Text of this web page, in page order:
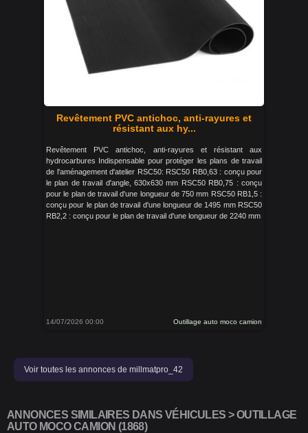
Revêtement PVC antichoc, anti-rayures et
résistant aux hy...
Revêtement PVC antichoc, anti-rayures et résistant aux
hydrocarbures Indispensable pour protéger les plans de travail
de l'aménagement d'atelier RSC50: RSC50 RB0,63 : conçu pour
le plan de travail d'angle, 630x630 mm RSC50 RB0,75 : conçu
pour le plan de travail d'une longueur de 750 mm RSC50 RB1,5 :
conçu pour le plan de travail d'une longueur de 1495 mm RSC50
RB2,2 : conçu pour le plan de travail d'une longueur de 2240 mm
14/07/2026 00:00 Outillage auto moco camion
Voir toutes les annonces de millmatpro_42
ANNONCES SIMILAIRES DANS VÉHICULES > OUTILLAGE
AUTO MOCO CAMION (1868)